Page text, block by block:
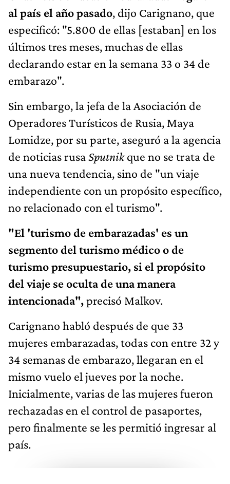
al país el año pasado, dijo Carignano, que
especificó: "5.800 de ellas [estaban] en los
últimos tres meses, muchas de ellas
declarando estar en la semana 33 o 34 de
embarazo".
Sin embargo, la jefa de la Asociación de
Operadores Turísticos de Rusia, Maya
Lomidze, por su parte, aseguró a la agencia
de noticias rusaSputnikque no se trata de
una nueva tendencia, sino de "un viaje
independiente con un propósito específico,
no relacionado con el turismo".
"El 'turismo de embarazadas' es un
segmento del turismo médico o de
turismo presupuestario, si el propósito
del viaje se oculta de una manera
intencionada",precisó Malkov.
Carignano habló después de que 33
mujeres embarazadas, todas con entre 32 y
34 semanas de embarazo, llegaran en el
mismo vuelo el jueves por la noche.
Inicialmente, varias de las mujeres fueron
rechazadas en el control de pasaportes,
pero finalmente se les permitió ingresar al
país.